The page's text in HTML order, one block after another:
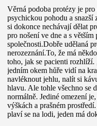
Věrná podoba protézy je
psychickou pohodu a snazší
si dokonce nechávají dělat
pro nošení ve dne a s větším
společnosti.Dobře udělaná
nerozeznání.To, že má
toho, jak se pacienti
jedním okem hůře vidí na
navléknout jehlu, nalít si
hlavu. Ale tohle všechno se
normálně. Jediné omezení
výškách a prašném
plaví se na lodi, jeden má